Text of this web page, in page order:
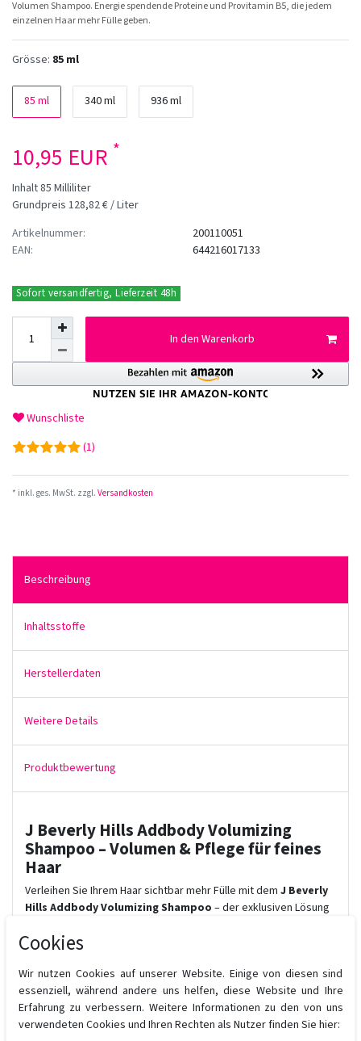
Volumen Shampoo. Energie spendende Proteine und Provitamin B5, die jedem
einzelnen Haar mehr Fülle geben.
Grösse: 85 ml
85 ml 340 ml 936 ml
10,95 EUR *
Inhalt85 Milliliter
Grundpreis 128,82 € / Liter
Artikelnummer:
EAN:
200110051
644216017133
Sofort versandfertig, Lieferzeit 48h
In den Warenkorb
Wunschliste
(1)
* inkl. ges. MwSt. zzgl. Versandkosten
Beschreibung
Inhaltsstoffe
Herstellerdaten
Weitere Details
Produktbewertung
J Beverly Hills Addbody Volumizing
Shampoo – Volumen & Pflege für feines
Haar
Verleihen Sie Ihrem Haar sichtbar mehr Fülle mit dem J Beverly
Hills Addbody Volumizing Shampoo – der exklusiven Lösung
Volumenshampoo
maximales Volumen und spürbare Leichtigkeit zu sorgen.
Vorteile auf einen Blick:
Leichte Reinigungfür feines bis normales Haar
Cookies
Wir nutzen Cookies auf unserer Website. Einige von diesen sind
essenziell, während andere uns helfen, diese Website und Ihre
Erfahrung zu verbessern. Weitere Informationen zu den von uns
verwendeten Cookies und Ihren Rechten als Nutzer finden Sie hier: